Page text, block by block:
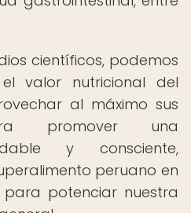
científicos, podemos
valor nutricional del
al máximo sus
promover una
y consciente,
peruano en
potenciar nuestra